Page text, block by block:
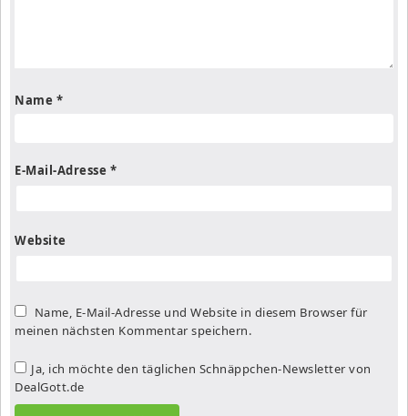
Name *
E-Mail-Adresse *
Website
Name, E-Mail-Adresse und Website in diesem Browser für
meinen nächsten Kommentar speichern.
Ja, ich möchte den täglichen Schnäppchen-Newsletter von
DealGott.de